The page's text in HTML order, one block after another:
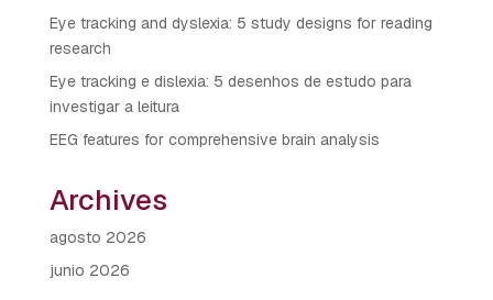
Eye tracking and dyslexia: 5 study designs for reading
research
Eye tracking e dislexia: 5 desenhos de estudo para
investigar a leitura
EEG features for comprehensive brain analysis
Archives
agosto 2026
junio 2026